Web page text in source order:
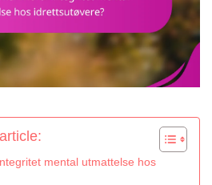
mental utmattelse hos